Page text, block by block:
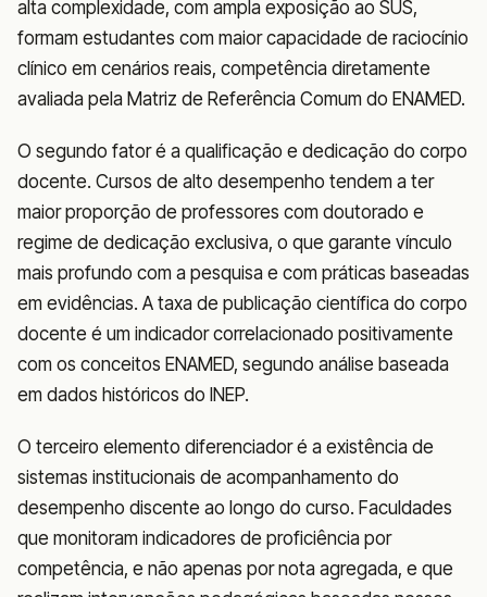
alta complexidade, com ampla exposição ao SUS,
formam estudantes com maior capacidade de raciocínio
clínico em cenários reais, competência diretamente
avaliada pela Matriz de Referência Comum do ENAMED.
O segundo fator é a qualificação e dedicação do corpo
docente. Cursos de alto desempenho tendem a ter
maior proporção de professores com doutorado e
regime de dedicação exclusiva, o que garante vínculo
mais profundo com a pesquisa e com práticas baseadas
em evidências. A taxa de publicação científica do corpo
docente é um indicador correlacionado positivamente
com os conceitos ENAMED, segundo análise baseada
em dados históricos do INEP.
O terceiro elemento diferenciador é a existência de
sistemas institucionais de acompanhamento do
desempenho discente ao longo do curso. Faculdades
que monitoram indicadores de proficiência por
competência, e não apenas por nota agregada, e que